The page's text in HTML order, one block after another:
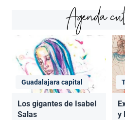
Agenda
Guadalajara capital
Los gigantes de Isabel
Salas
y